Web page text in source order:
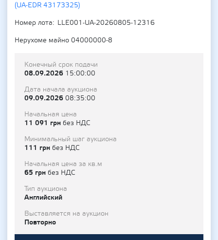
(UA-EDR 43173325)
Номер лота
LLE001-UA-20260805-12316
Нерухоме майно 04000000-8
Конечный срок подачи
08.09.2026 15:00:00
Дата начала аукциона
09.09.2026 08:35:00
Начальная цена
11 091 грн без НДС
Минимальный шаг аукциона
111 грн без НДС
Начальная цена за кв.м
65 грн без НДС
Тип аукциона
Английский
Выставляется на аукцион
Повторно